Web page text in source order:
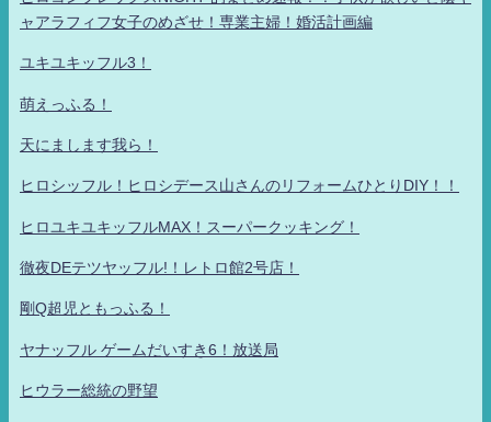
ャアラフィフ女子のめざせ！専業主婦！婚活計画編
ユキユキッフル3！
萌えっふる！
天にまします我ら！
ヒロシッフル！ヒロシデース山さんのリフォームひとりDIY！！
ヒロユキユキッフルMAX！スーパークッキング！
徹夜DEテツヤッフル!！レトロ館2号店！
剛Q超児ともっふる！
ヤナッフル ゲームだいすき6！放送局
ヒウラー総統の野望